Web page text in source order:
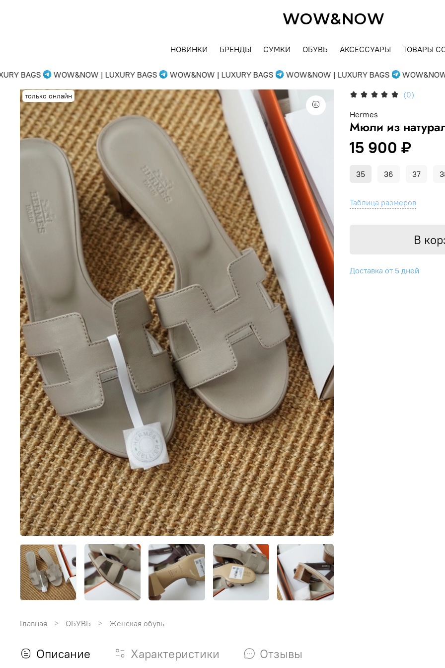
WOW&NOW
НОВИНКИ БРЕНДЫ СУМКИ ОБУВЬ АКСЕССУАРЫ ТОВАРЫ
BAGS WOW&NOW | LUXURY BAGS WOW&NOW | LUXURY BAGS WOW&NOW | LUXURY BAGS WOW&NOW |
только онлайн
(0)
Hermes
Мюли из
15 900 ₽
Таблица размеров
В
Доставка от 5 дней
35 36 37
Главная ОБУВЬ Женская обувь
Описание Характеристики Отзывы